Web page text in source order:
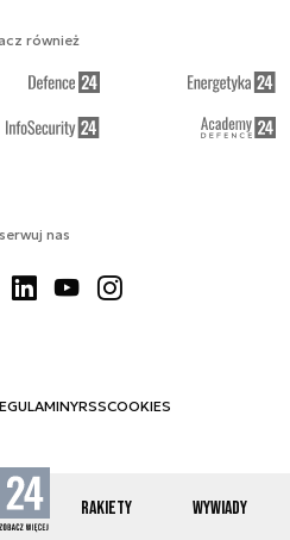
RAKIETY WYWIADY
nas
RSSCOOKIES
również
SPACE24